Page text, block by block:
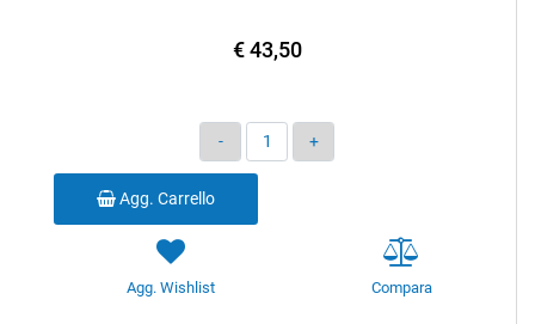
€ 43,50
Quantità
Agg. Carrello
Agg. Wishlist Compara